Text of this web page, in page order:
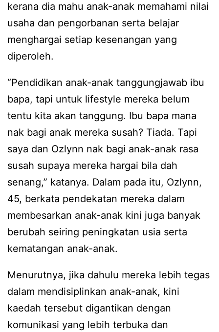
kerana dia mahu anak-anak memahami nilai
usaha dan pengorbanan serta belajar
menghargai setiap kesenangan yang
diperoleh.
“Pendidikan anak-anak tanggungjawab ibu
bapa, tapi untuk lifestyle mereka belum
tentu kita akan tanggung. Ibu bapa mana
nak bagi anak mereka susah? Tiada. Tapi
saya dan Ozlynn nak bagi anak-anak rasa
susah supaya mereka hargai bila dah
senang,” katanya. Dalam pada itu, Ozlynn,
45, berkata pendekatan mereka dalam
membesarkan anak-anak kini juga banyak
berubah seiring peningkatan usia serta
kematangan anak-anak.
Menurutnya, jika dahulu mereka lebih tegas
dalam mendisiplinkan anak-anak, kini
kaedah tersebut digantikan dengan
komunikasi yang lebih terbuka dan